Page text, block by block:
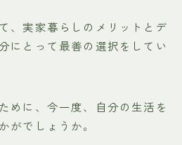
、実家暮らしのメリットとデ
にとって最善の選択をしてい
めに、今一度、自分の生活を
がでしょうか。